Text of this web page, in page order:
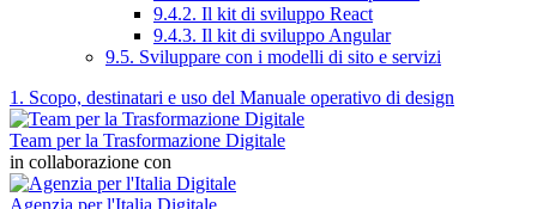
9.4.2. Il kit di sviluppo React
9.4.3. Il kit di sviluppo Angular
9.5. Sviluppare con i modelli di sito e servizi
1. Scopo, destinatari e uso del Manuale operativo di design
Team per la Trasformazione Digitale
in collaborazione con
Agenzia per l'Italia Digitale